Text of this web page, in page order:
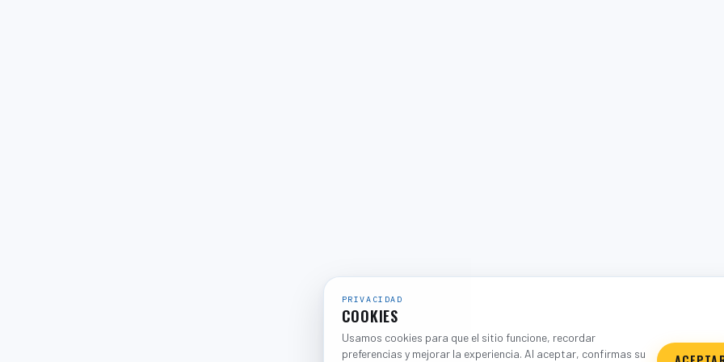
PRIVACIDAD
COOKIES
Usamos cookies para que el sitio funcione, recordar
preferencias y mejorar la experiencia. Al aceptar, confirmas su